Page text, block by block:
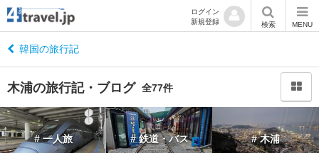
ログイン
新規登録
検索 MENU
韓国の旅行記
木浦の旅行記・ブログ 全77件
# 一人旅 # 鉄道・バス # 木浦
韓
国